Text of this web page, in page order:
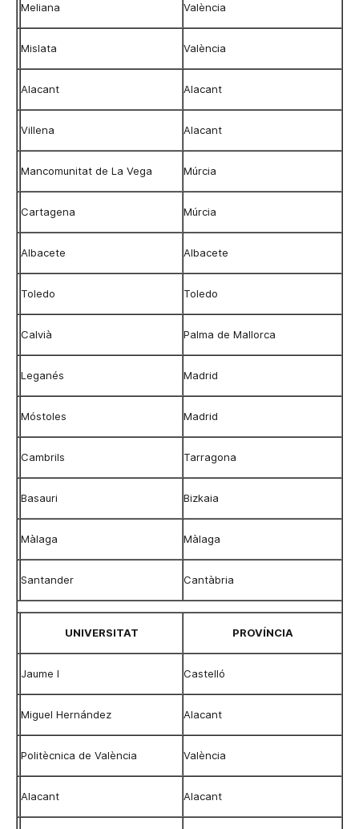
Meliana València
Mislata València
Alacant Alacant
Villena Alacant
Mancomunitat de La Vega Múrcia
Cartagena Múrcia
Albacete Albacete
Toledo Toledo
Calvià Palma de Mallorca
Leganés Madrid
Móstoles Madrid
Cambrils Tarragona
Basauri Bizkaia
Màlaga Màlaga
Santander Cantàbria
UNIVERSITAT PROVÍNCIA
Jaume I Castelló
Miguel Hernández Alacant
Politècnica de València València
Alacant Alacant